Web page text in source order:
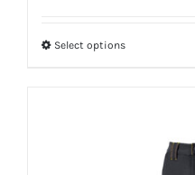
Select options